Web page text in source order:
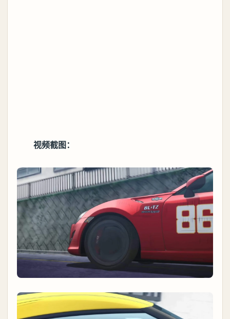
视频截图：